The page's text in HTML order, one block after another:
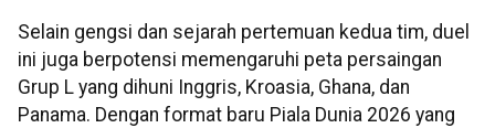
Selain gengsi dan sejarah pertemuan kedua tim, duel
ini juga berpotensi memengaruhi peta persaingan
Grup L yang dihuni Inggris, Kroasia, Ghana, dan
Panama. Dengan format baru Piala Dunia 2026 yang